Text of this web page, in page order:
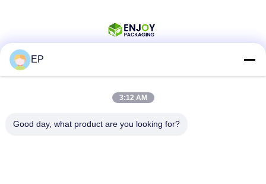
EP
3:12 AM
Good day, what product are you looking for?